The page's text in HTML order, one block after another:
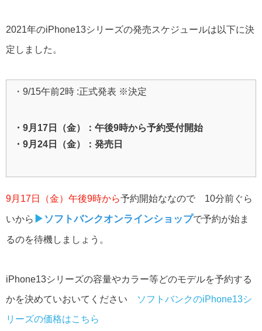
2021年のiPhone13シリーズの発売スケジュールは以下に決
定しました。
・9/15午前2時 :正式発表 ※決定
・9月17日（金）：午後9時から予約受付開始
・9月24日（金）：発売日
9月17日（金）午後9時から予約開始ななので 10分前ぐら
いから ▶︎ ソフトバンクオンラインショップで予約が始ま
るのを待機しましょう。
iPhone13シリーズの容量やカラー等どのモデルを予約する
かを決めていおいてください
ソフトバンクのiPhone13シ
リーズの価格はこちら